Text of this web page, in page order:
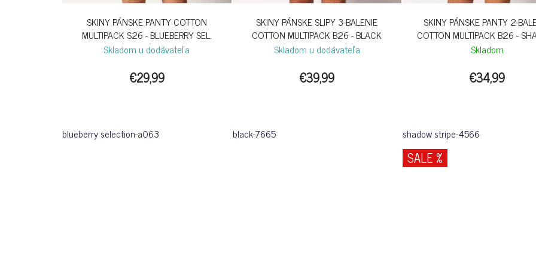
SKINY PÁNSKE PANTY COTTON
MULTIPACK S26 - BLUEBERRY SEL.
Skladom u dodávateľa
€29,99
blueberry selection-a063
SKINY PÁNSKE SLIPY 3-BALENIE
COTTON MULTIPACK B26 - BLACK
Skladom u dodávateľa
€39,99
black-7665
SKINY PÁNSKE PANTY 2-
COTTON MULTIPACK B26 -
STRIPE
Skladom
€34,99
shadow stripe-4566
SALE %